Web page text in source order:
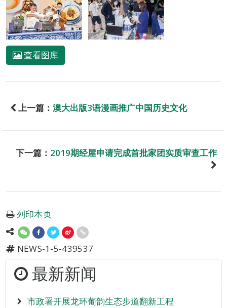
查看图库
上一篇： 澳大出版3语漫画推广中国历史文化
下一篇： 2019期经屋申请完成首批家团实质审查工作
列印本页
NEWS-1-5-439537
最新新闻
市政署开展龙环葡韵生态步道翻新工程